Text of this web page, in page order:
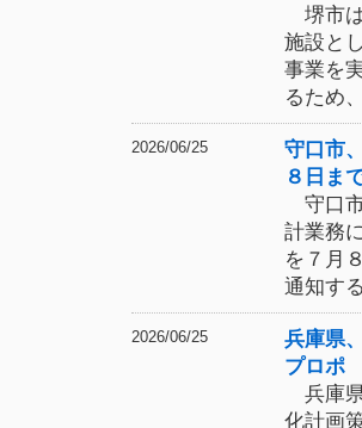
堺市
施設と
事業を
るため
2026/06/25
守口市
８日ま
守口
計業務
を７月
通知す
2026/06/25
兵庫県
プロポ
兵庫
化計画